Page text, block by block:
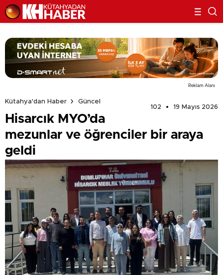
Reklam Alanı
Kütahya'dan Haber
Güncel
102
19 Mayıs 2026
Hisarcık MYO’da
mezunlar ve öğrenciler bir araya
geldi